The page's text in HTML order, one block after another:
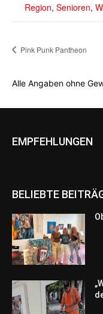
Region, Senioren,
Pink Punk Pantheon
Alle Angaben ohne
EMPFEHLUNGEN
BELIEBTE